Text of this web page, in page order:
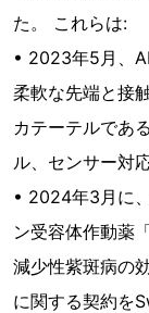
た。 これらは:
• 2023年5月、
柔軟な先端と接
カテーテルであ
ル、センサー対
• 2024年3月に
ン受容体作動薬
減少性紫斑病の
に関する契約を